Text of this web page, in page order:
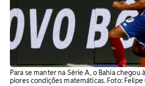
Para se manter na Série A, o Bahia chegou
piores condições matemáticas. Foto: Felipe